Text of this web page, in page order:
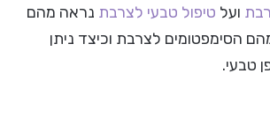
ועל טיפול טבעי לצרבת נראה מהם
הסימפטומים לצרבת וכיצד ניתן
טבעי.